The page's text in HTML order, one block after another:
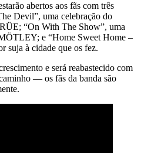
abertos aos fãs com três
Devil”, uma celebração do
“On With The Show”, uma
e “Home Sweet Home –
suja à cidade que os fez.
e será reabastecido com
— os fãs da banda são